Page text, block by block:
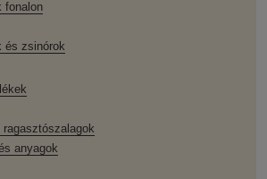
fonalon
és zsinórok
anyagok